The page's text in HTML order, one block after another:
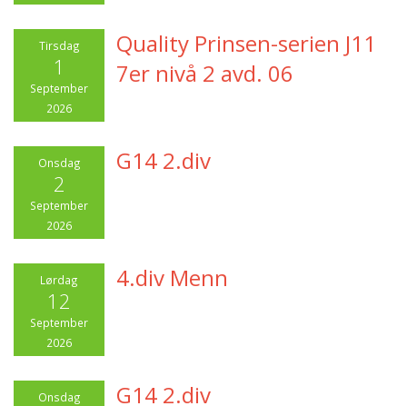
Tirsdag
1
September
2026
Quality Prinsen-serien J11
7er nivå 2 avd. 06
Onsdag
2
September
2026
G14 2.div
Lørdag
12
September
2026
4.div Menn
Onsdag G14 2.div